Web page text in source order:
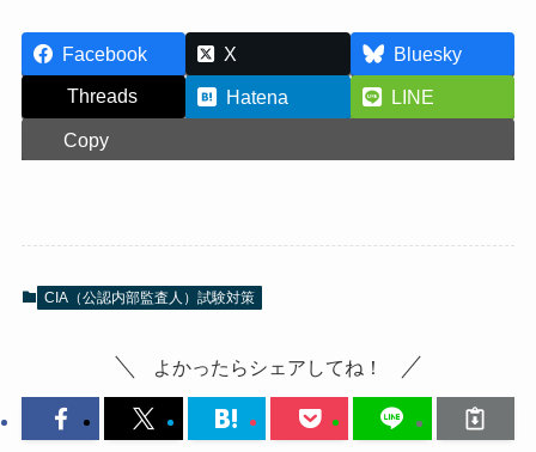
Facebook X
Bluesky
Threads
Hatena
LINE
Copy
CIA（公認内部監査人）試験対策
よかったらシェアしてね！